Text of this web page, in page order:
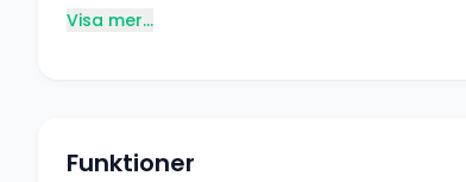
Visa mer...
Funktioner